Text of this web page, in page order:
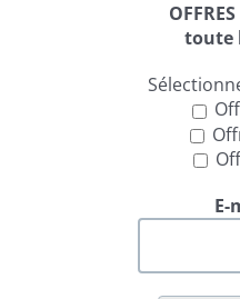
toute
E-
expérience sur notre site. Si
supposerons que vous en